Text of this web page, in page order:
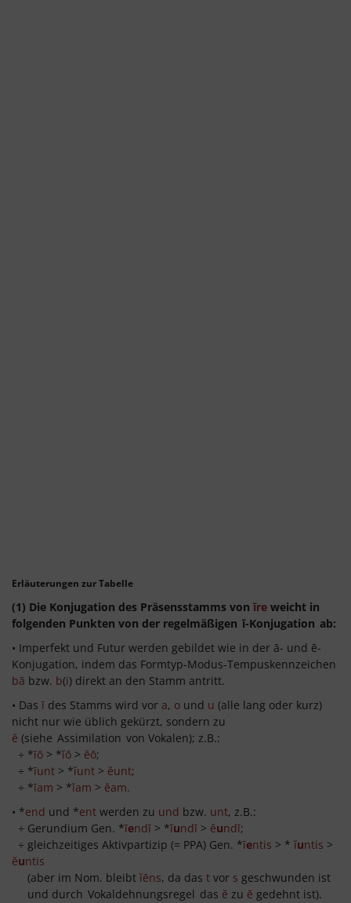
Erläuterungen zur Tabelle
(1) Die Konjugation des Präsensstamms von īre weicht in
folgenden Punkten von der regelmäßigen ī-Konjugation ab:
• Imperfekt und Futur werden gebildet wie in der ā- und ē-
Konjugation, indem das Formtyp-Modus-Tempuskennzeichen
bā bzw. b(i) direkt an den Stamm antritt.
• Das ī des Stamms wird vor a, o und u (alle lang oder kurz)
nicht nur wie üblich gekürzt, sondern zu
ĕ (siehe Assimilation von Vokalen); z.B.:
÷ *īō > *ĭō > ĕō;
÷ *īunt > *ĭunt > ĕunt;
÷ *īam > *ĭam > ĕam.
• *end und *ent werden zu und bzw. unt, z.B.:
÷ Gerundium Gen. *īendī > *ĭundī > ĕundī;
÷ gleichzeitiges Aktivpartizip (= PPA) Gen. *īentis > * ĭuntis >
ĕuntis
(aber im Nom. bleibt ĭēns, da das t vor s geschwunden ist
und durch Vokaldehnungsregel das ĕ zu ē gedehnt ist).